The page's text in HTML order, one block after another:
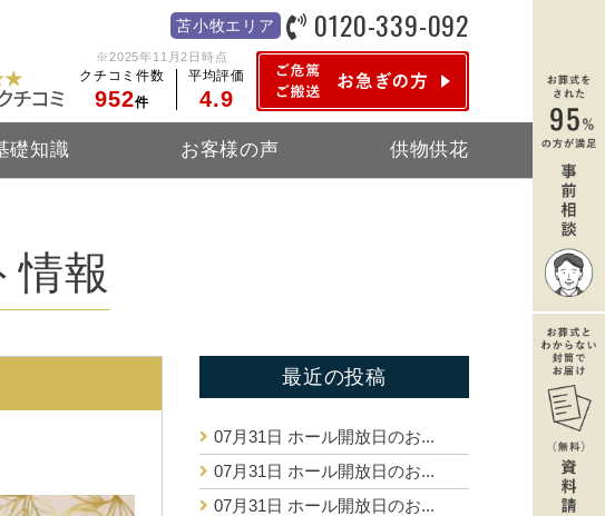
苫小牧エリア 0120-339-092
※2025年11月2日時点
クチコミ件数
952件
平均評価
4.9
礎知識 お客様の声 供物供花
情報
最近の投稿
07月31日 ホール開放日のお...
07月31日 ホール開放日のお...
07月31日 ホール開放日のお...